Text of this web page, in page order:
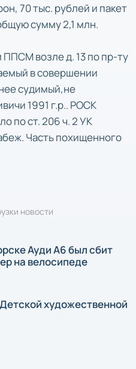
70 тыс. рублей и пакет
сумму 2,1 млн.
возле д. 13 по пр-ту
в совершении
судимый,не
1991 г.р.. РОСК
по ст. 206 ч. 2 УК
Часть похищенного
новости
Ауди А6 был сбит
на велосипеде
художественной